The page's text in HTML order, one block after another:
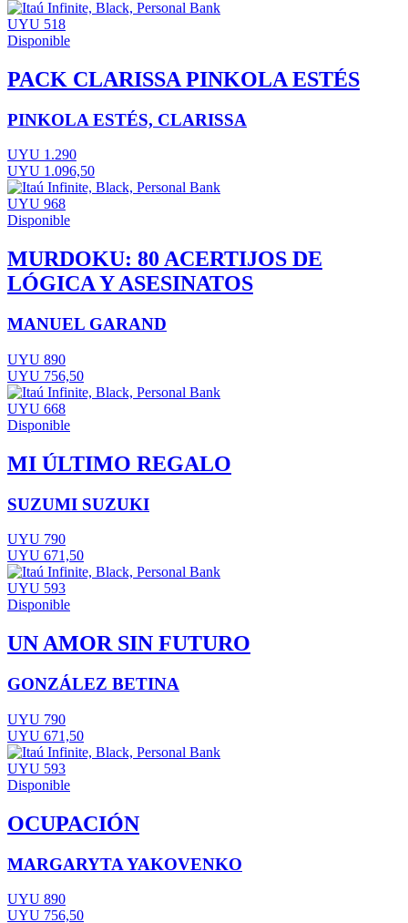
UYU 518
Disponible
PACK CLARISSA PINKOLA ESTÉS
PINKOLA ESTÉS, CLARISSA
UYU 1.290
UYU 1.096,50
UYU 968
Disponible
MURDOKU: 80 ACERTIJOS DE
LÓGICA Y ASESINATOS
MANUEL GARAND
UYU 890
UYU 756,50
UYU 668
Disponible
MI ÚLTIMO REGALO
SUZUMI SUZUKI
UYU 790
UYU 671,50
UYU 593
Disponible
UN AMOR SIN FUTURO
GONZÁLEZ BETINA
UYU 790
UYU 671,50
UYU 593
Disponible
OCUPACIÓN
MARGARYTA YAKOVENKO
UYU 890
UYU 756,50